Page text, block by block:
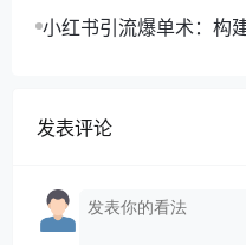
取+合规运营+商业转化
小红书引流爆单术：构
发表评论